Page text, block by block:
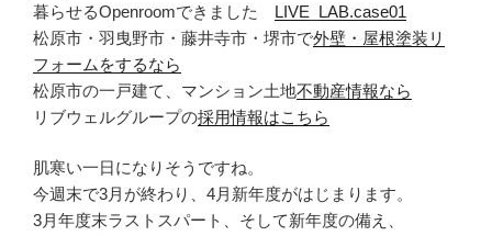
暮らせるOpenroomできました LIVE_LAB.case01
松原市・羽曳野市・藤井寺市・堺市で外壁・屋根塗装リ
フォームをするなら
松原市の一戸建て、マンション土地不動産情報なら
リブウェルグループの採用情報はこちら
肌寒い一日になりそうですね。
今週末で3月が終わり、4月新年度がはじまります。
3月年度末ラストスパート、そして新年度の備え、